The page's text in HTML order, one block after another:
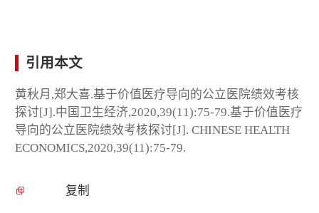
引用本文
黄秋月,郑大喜.基于价值医疗导向的公立医院绩效考核
探讨[J].中国卫生经济,2020,39(11):75-79.基于价值医疗
导向的公立医院绩效考核探讨[J]. CHINESE HEALTH
ECONOMICS,2020,39(11):75-79.
复制